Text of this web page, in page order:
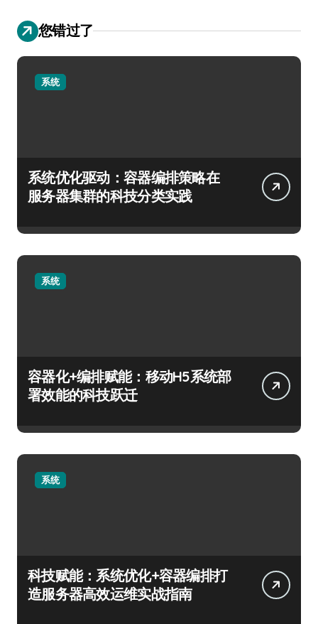
您错过了
系统
系统优化驱动：容器编排策略在
服务器集群的科技分类实践
系统
容器化+编排赋能：移动H5系统部
署效能的科技跃迁
系统
科技赋能：系统优化+容器编排打
造服务器高效运维实战指南